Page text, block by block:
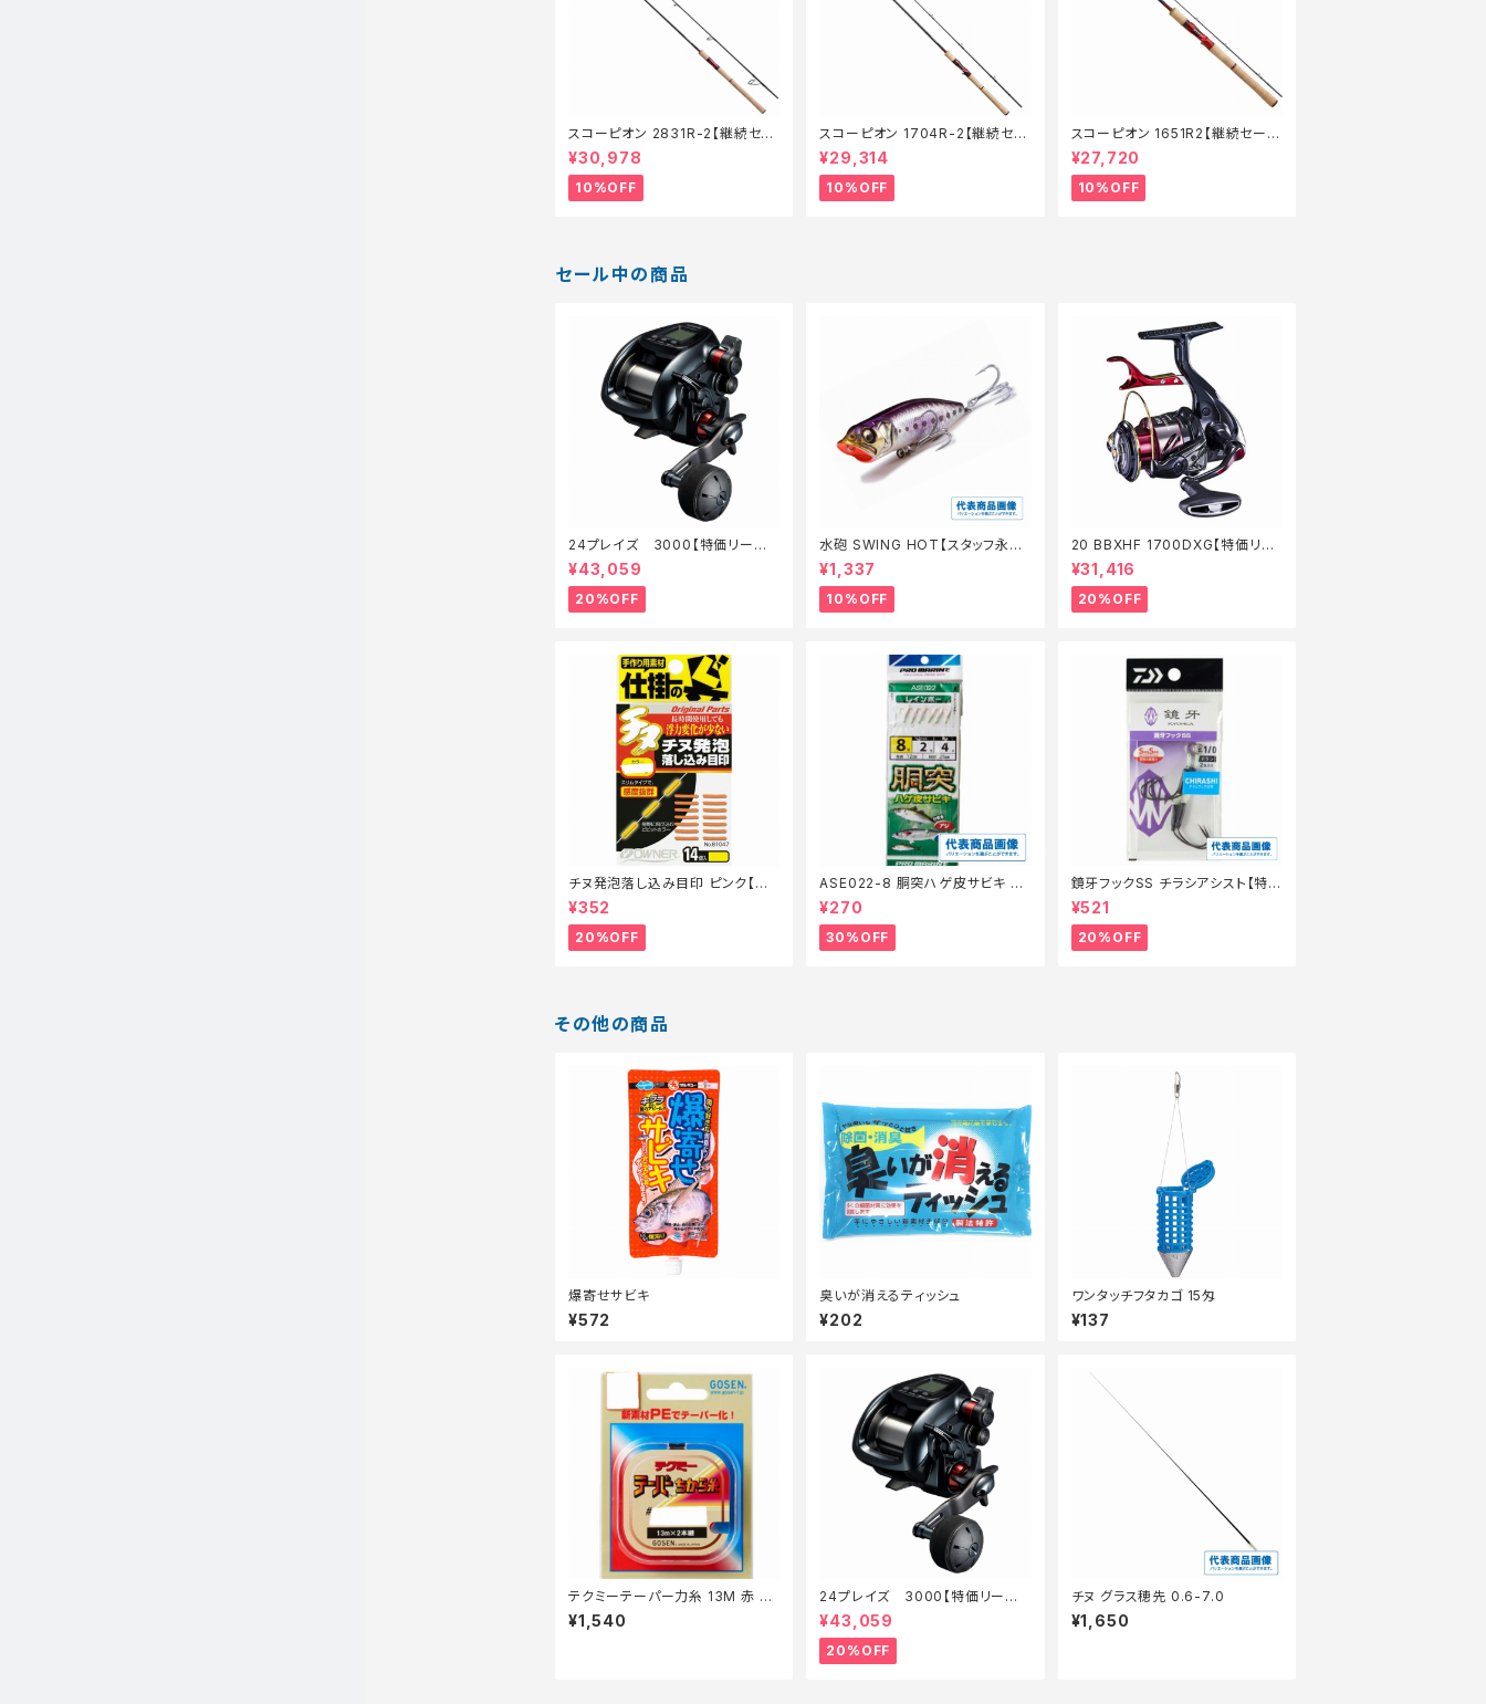
スコーピオン 2831R-2【継続セー
ル_ロッド】【10】
¥30,978
10%OFF
スコーピオン 1704R-2【継続セー
ル_ロッド】【10】
¥29,314
10%OFF
スコーピオン 1651R2【継続セール
_ロッド】【10】
¥27,720
10%OFF
セール中の商品
24プレイズ 3000【特価リール】
【20】
¥43,059
20%OFF
水砲 SWING HOT【スタッフ永徳
夏のチニングオススメルアー】
¥1,337
10%OFF
20 BBXHF 1700DXG【特価リー
ル】【20】
¥31,416
20%OFF
チヌ発泡落し込み目印 ピンク【特
価仕掛】【20】
¥352
20%OFF
ASE022-8 胴突ハゲ皮サビキ 8
【特価仕掛】【30】
¥270
30%OFF
鏡牙フックSS チラシアシスト【特
価仕掛】【20】
¥521
20%OFF
その他の商品
爆寄せサビキ
¥572
臭いが消えるティッシュ
¥202
ワンタッチフタカゴ 15匁
¥137
テクミーテーパー力糸 13M 赤 2
本 0.6ー6【継続セール_仕掛】
¥1,540
24プレイズ 3000【特価リール】
【20】
¥43,059
20%OFF
チヌ グラス穂先 0.6-7.0
¥1,650